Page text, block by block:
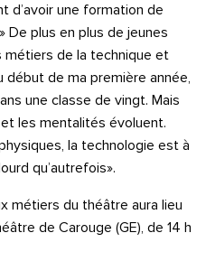
d’avoir une formation de
De plus en plus de jeunes
de la technique et
début de ma première année,
une classe de vingt. Mais
les mentalités évoluent.
la technologie est à
qu’autrefois».
métiers du théâtre aura lieu
de Carouge (GE), de 14 h